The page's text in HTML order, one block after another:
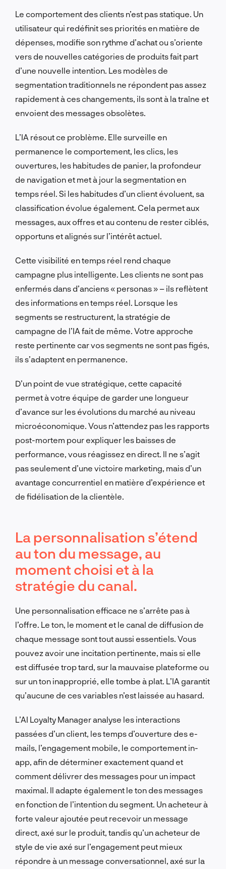
Le comportement des clients n’est pas statique. Un
utilisateur qui redéfinit ses priorités en matière de
dépenses, modifie son rythme d’achat ou s’oriente
vers de nouvelles catégories de produits fait part
d’une nouvelle intention. Les modèles de
segmentation traditionnels ne répondent pas assez
rapidement à ces changements, ils sont à la traîne et
envoient des messages obsolètes.
L’IA résout ce problème. Elle surveille en
permanence le comportement, les clics, les
ouvertures, les habitudes de panier, la profondeur
de navigation et met à jour la segmentation en
temps réel. Si les habitudes d’un client évoluent, sa
classification évolue également. Cela permet aux
messages, aux offres et au contenu de rester ciblés,
opportuns et alignés sur l’intérêt actuel.
Cette visibilité en temps réel rend chaque
campagne plus intelligente. Les clients ne sont pas
enfermés dans d’anciens « personas » – ils reflètent
des informations en temps réel. Lorsque les
segments se restructurent, la stratégie de
campagne de l’IA fait de même. Votre approche
reste pertinente car vos segments ne sont pas figés,
ils s’adaptent en permanence.
D’un point de vue stratégique, cette capacité
permet à votre équipe de garder une longueur
d’avance sur les évolutions du marché au niveau
microéconomique. Vous n’attendez pas les rapports
post-mortem pour expliquer les baisses de
performance, vous réagissez en direct. Il ne s’agit
pas seulement d’une victoire marketing, mais d’un
avantage concurrentiel en matière d’expérience et
de fidélisation de la clientèle.
La personnalisation s’étend
au ton du message, au
moment choisi et à la
stratégie du canal.
Une personnalisation efficace ne s’arrête pas à
l’offre. Le ton, le moment et le canal de diffusion de
chaque message sont tout aussi essentiels. Vous
pouvez avoir une incitation pertinente, mais si elle
est diffusée trop tard, sur la mauvaise plateforme ou
sur un ton inapproprié, elle tombe à plat. L’IA garantit
qu’aucune de ces variables n’est laissée au hasard.
L’AI Loyalty Manager analyse les interactions
passées d’un client, les temps d’ouverture des e-
mails, l’engagement mobile, le comportement in-
app, afin de déterminer exactement quand et
comment délivrer des messages pour un impact
maximal. Il adapte également le ton des messages
en fonction de l’intention du segment. Un acheteur à
forte valeur ajoutée peut recevoir un message
direct, axé sur le produit, tandis qu’un acheteur de
style de vie axé sur l’engagement peut mieux
répondre à un message conversationnel, axé sur la